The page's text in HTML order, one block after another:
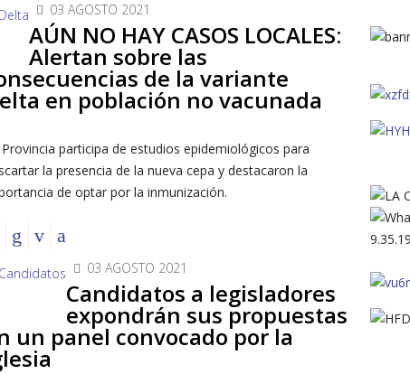
03 AGOSTO 2021
AÚN NO HAY CASOS LOCALES:
Alertan sobre las
de la variante
en población no vacunada
participa de estudios epidemiológicos para
la presencia de la nueva cepa y destacaron la
de optar por la inmunización.
03 AGOSTO 2021
Candidatos a legisladores
expondrán sus propuestas
un panel convocado por la